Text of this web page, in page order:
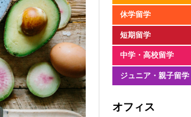
休学留学
短期留学
中学・高校留学
ジュニア・親子留学
オフィス